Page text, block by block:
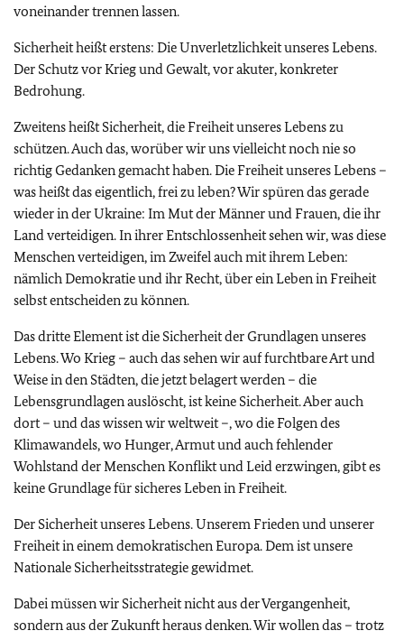
voneinander trennen lassen.
Sicherheit heißt erstens: Die Unverletzlichkeit unseres Lebens.
Der Schutz vor Krieg und Gewalt, vor akuter, konkreter
Bedrohung.
Zweitens heißt Sicherheit, die Freiheit unseres Lebens zu
schützen. Auch das, worüber wir uns vielleicht noch nie so
richtig Gedanken gemacht haben. Die Freiheit unseres Lebens –
was heißt das eigentlich, frei zu leben? Wir spüren das gerade
wieder in der Ukraine: Im Mut der Männer und Frauen, die ihr
Land verteidigen. In ihrer Entschlossenheit sehen wir, was diese
Menschen verteidigen, im Zweifel auch mit ihrem Leben:
nämlich Demokratie und ihr Recht, über ein Leben in Freiheit
selbst entscheiden zu können.
Das dritte Element ist die Sicherheit der Grundlagen unseres
Lebens. Wo Krieg – auch das sehen wir auf furchtbare Art und
Weise in den Städten, die jetzt belagert werden – die
Lebensgrundlagen auslöscht, ist keine Sicherheit. Aber auch
dort – und das wissen wir weltweit –, wo die Folgen des
Klimawandels, wo Hunger, Armut und auch fehlender
Wohlstand der Menschen Konflikt und Leid erzwingen, gibt es
keine Grundlage für sicheres Leben in Freiheit.
Der Sicherheit unseres Lebens. Unserem Frieden und unserer
Freiheit in einem demokratischen Europa. Dem ist unsere
Nationale Sicherheitsstrategie gewidmet.
Dabei müssen wir Sicherheit nicht aus der Vergangenheit,
sondern aus der Zukunft heraus denken. Wir wollen das – trotz